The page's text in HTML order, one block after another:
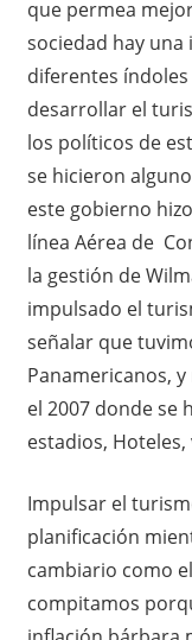
que permea
sociedad hay
diferentes
desarrollar el
los políticos de
se hicieron
este gobierno
línea Aérea de
la gestión de
impulsado el
señalar que
Panamericanos,
el 2007 donde se
estadios,
Impulsar el
planificación
cambiario como
compitamos